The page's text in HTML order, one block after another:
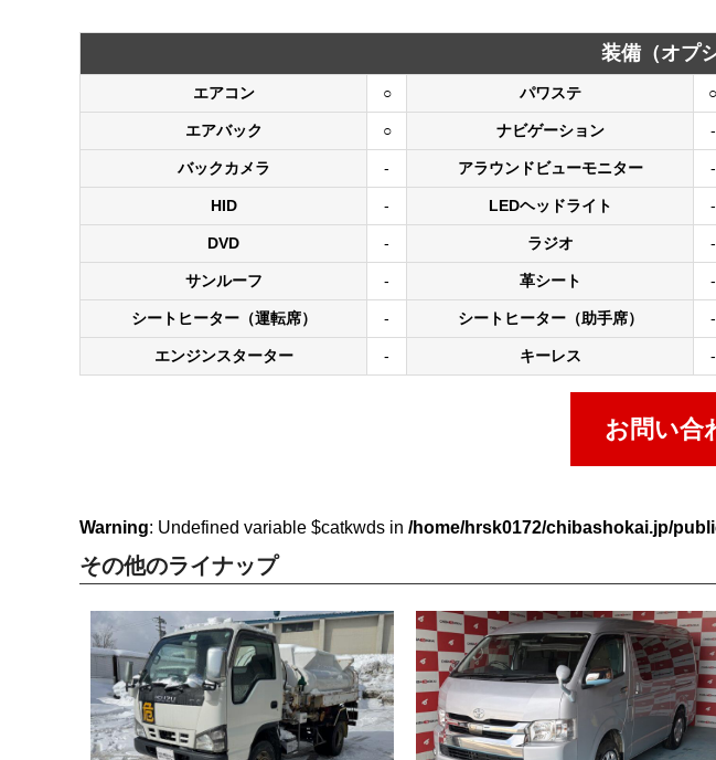
装備（オプ
エアコン ○ パワステ ○
エアバック ○ ナビゲーション -
バックカメラ - アラウンドビューモニター -
HID - LEDヘッドライト -
DVD - ラジオ -
サンルーフ - 革シート -
シートヒーター（運転席） - シートヒーター（助手席） -
エンジンスターター - キーレス -
お問い合
Warning: Undefined variable $catkwds in /home/hrsk0172/chibashokai.jp/
その他のライナップ